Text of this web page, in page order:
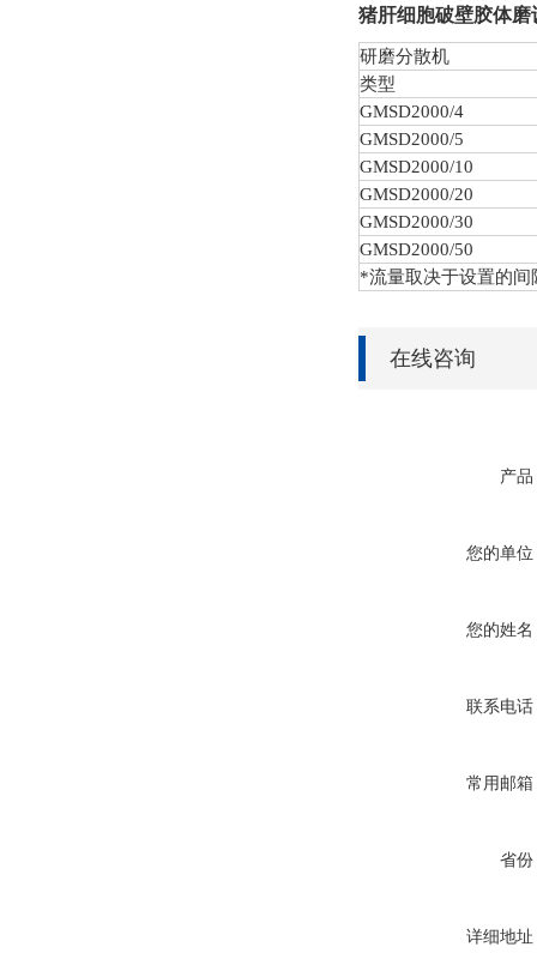
猪肝细胞破壁胶体磨
研磨分散机
类型
GMSD2000/4
GMSD2000/5
GMSD2000/10
GMSD2000/20
GMSD2000/30
GMSD2000/50
*流量取决于设置的间
在线咨询
产品
您的单位
您的姓名
联系电话
常用邮箱
省份
详细地址